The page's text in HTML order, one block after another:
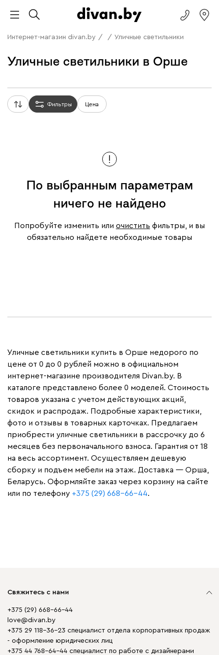
Интернет-магазин divan.by / / Уличные светильники
Уличные светильники в Орше
Фильтры Цена
По выбранным параметрам
ничего не найдено
Попробуйте изменить или очистить фильтры, и вы
обязательно найдете необходимые товары
Уличные светильники купить в Орше недорого по
цене от 0 до 0 рублей можно в официальном
интернет-магазине производителя Divan.by. В
каталоге представлено более 0 моделей. Стоимость
товаров указана с учетом действующих акций,
скидок и распродаж. Подробные характеристики,
фото и отзывы в товарных карточках. Предлагаем
приобрести уличные светильники в рассрочку до 6
месяцев без первоначального взноса. Гарантия от 18
на весь ассортимент. Осуществляем дешевую
сборку и подъем мебели на этаж. Доставка — Орша,
Беларусь. Оформляйте заказ через корзину на сайте
или по телефону +375 (29) 668-66-44.
Свяжитесь с нами
+375 (29) 668-66-44
love@divan.by
+375 29 118-36-23 специалист отдела корпоративных продаж
- оформление юридических лиц
+375 44 768-64-44 специалист по работе с дизайнерами